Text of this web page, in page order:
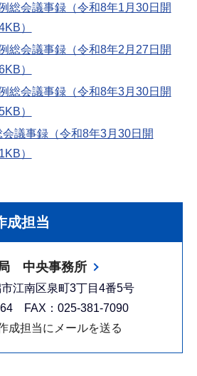
総会議事録（令和8年1月30日開
）
総会議事録（令和8年2月27日開
）
総会議事録（令和8年3月30日開
）
議事録（令和8年3月30日開
）
成担当
中央事務所
江南区泉町3丁目4番5号
FAX：025-381-7090
成担当にメールを送る